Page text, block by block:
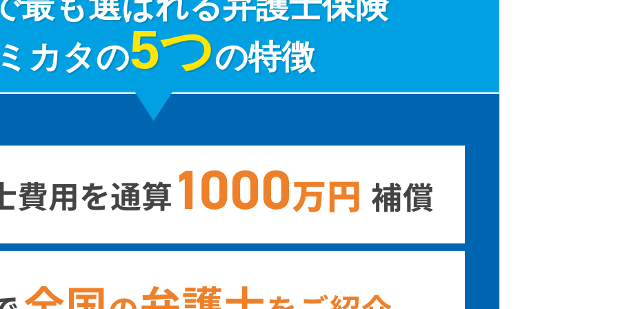
カタの5つの特徴